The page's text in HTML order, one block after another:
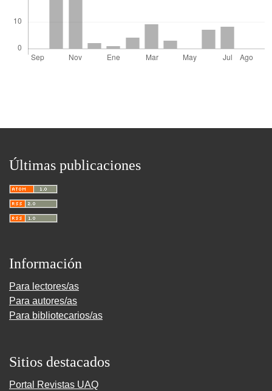
Últimas publicaciones
Información
Para lectores/as
Para autores/as
Para bibliotecarios/as
Sitios destacados
Portal Revistas UAQ